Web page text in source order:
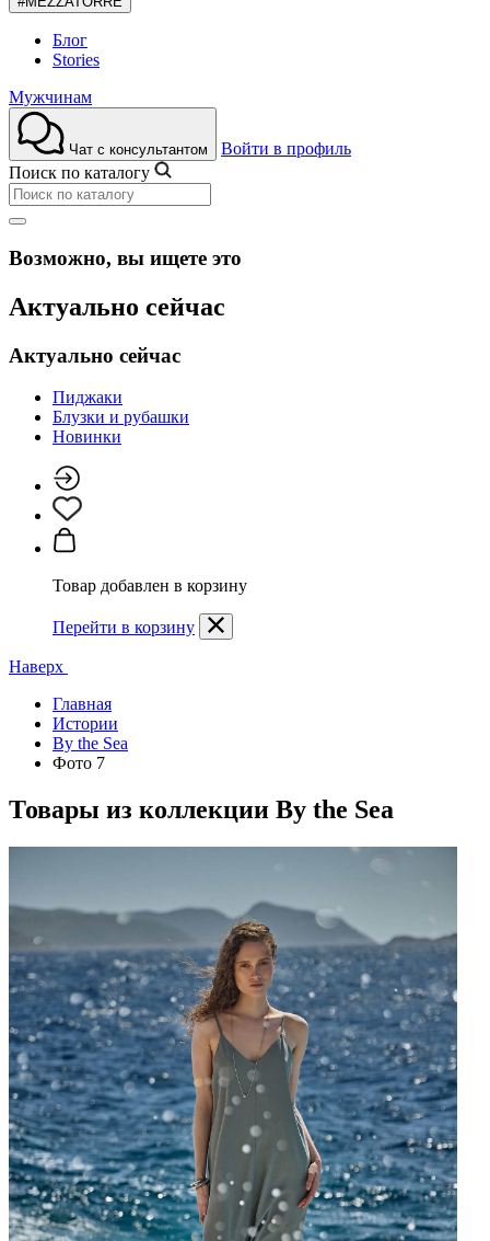
Блог
Stories
Мужчинам
Чат с консультантом
Войти в профиль
Поиск по каталогу
Возможно, вы ищете это
Актуально сейчас
Актуально сейчас
Пиджаки
Блузки и рубашки
Новинки
Товар добавлен в корзину
Перейти в корзину
Наверх
Главная
Истории
By the Sea
Фото 7
Товары из коллекции By the Sea